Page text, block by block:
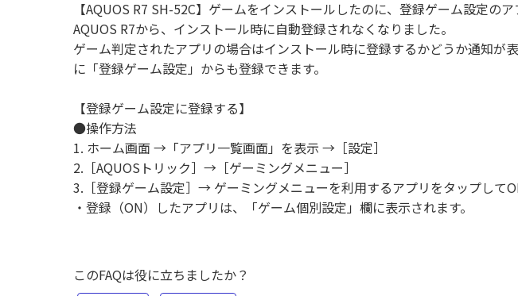
【AQUOS R7 SH-52C】ゲームをインストールしたのに、登録ゲーム設定の
AQUOS R7から、インストール時に自動登録されなくなりました。
ゲーム判定されたアプリの場合はインストール時に登録するかどうか通知が
に「登録ゲーム設定」からも登録できます。
【登録ゲーム設定に登録する】
●操作方法
1. ホーム画面 →「アプリ一覧画面」を表示 →［設定］
2.［AQUOSトリック］→［ゲーミングメニュー］
3.［登録ゲーム設定］→ ゲーミングメニューを利用するアプリをタップして
・登録（ON）したアプリは、「ゲーム個別設定」欄に表示されます。
このFAQは役に立ちましたか？